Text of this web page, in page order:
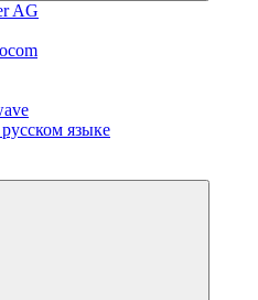
AG
языке